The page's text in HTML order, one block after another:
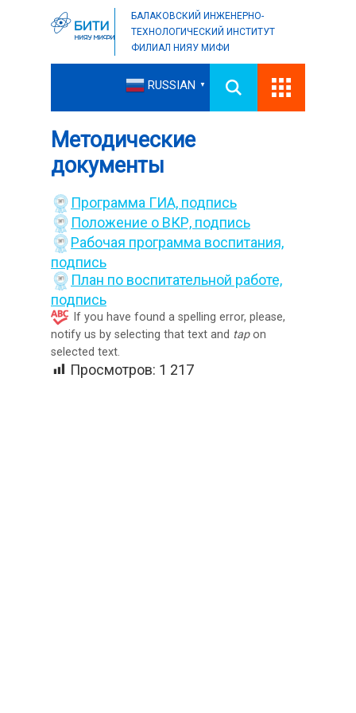
БАЛАКОВСКИЙ ИНЖЕНЕРНО-
ТЕХНОЛОГИЧЕСКИЙ ИНСТИТУТ
ФИЛИАЛ НИЯУ МИФИ
RUSSIAN ▼
Методические
документы
Программа ГИА, подпись
Положение о ВКР, подпись
Рабочая программа воспитания,
подпись
План по воспитательной работе,
подпись
If you have found a spelling error, please,
notify us by selecting that text and tapon
selected text.
Просмотров: 1 217